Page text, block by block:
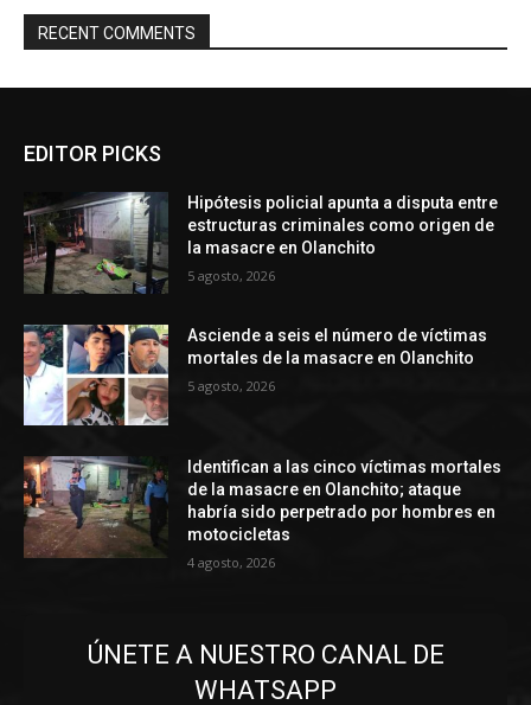
RECENT COMMENTS
EDITOR PICKS
Hipótesis policial apunta a disputa entre
estructuras criminales como origen de
la masacre en Olanchito
5 agosto, 2026
Asciende a seis el número de víctimas
mortales de la masacre en Olanchito
5 agosto, 2026
Identifican a las cinco víctimas mortales
de la masacre en Olanchito; ataque
habría sido perpetrado por hombres en
motocicletas
4 agosto, 2026
ÚNETE A NUESTRO CANAL DE
WHATSAPP